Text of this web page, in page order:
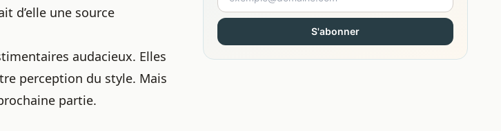
d’elle une source
audacieux. Elles
perception du style. Mais
partie.
S'abonner